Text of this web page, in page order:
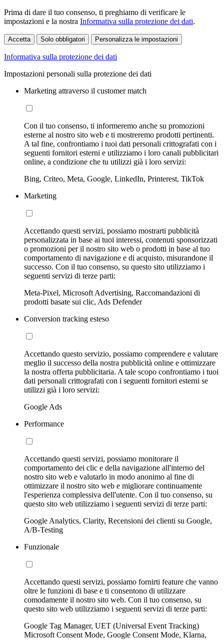
Prima di dare il tuo consenso, ti preghiamo di verificare le
impostazioni e la nostra Informativa sulla protezione dei dati.
Accetta Solo obbligatori Personalizza le impostazioni
Informativa sulla protezione dei dati
Impostazioni personali sulla protezione dei dati
Marketing attraverso il customer match
Con il tuo consenso, ti informeremo anche su promozioni
esterne al nostro sito web e ti mostreremo prodotti pertinenti.
A tal fine, confrontiamo i tuoi dati personali crittografati con i
seguenti fornitori esterni e utilizziamo i loro canali pubblicitari
online, a condizione che tu utilizzi già i loro servizi:
Bing, Criteo, Meta, Google, LinkedIn, Printerest, TikTok
Marketing
Accettando questi servizi, possiamo mostrarti pubblicità
personalizzata in base ai tuoi interessi, contenuti sponsorizzati
o promozioni per il nostro sito web o prodotti in base al tuo
comportamento di navigazione e di acquisto, misurandone il
successo. Con il tuo consenso, su questo sito utilizziamo i
seguenti servizi di terze parti:
Meta-Pixel, Microsoft Advertising, Raccomandazioni di
prodotti basate sui clic, Ads Defender
Conversion tracking esteso
Accettando questo servizio, possiamo comprendere e valutare
meglio il successo della nostra pubblicità online e ottimizzare
la nostra offerta pubblicitaria. A tale scopo confrontiamo i tuoi
dati personali crittografati con i seguenti fornitori esterni se
utilizzi già i loro servizi:
Google Ads
Performance
Accettando questi servizi, possiamo monitorare il
comportamento dei clic e della navigazione all'interno del
nostro sito web e valutarlo in modo anonimo al fine di
ottimizzare il nostro sito web e migliorare continuamente
l'esperienza complessiva dell'utente. Con il tuo consenso, su
questo sito web utilizziamo i seguenti servizi di terze parti:
Google Analytics, Clarity, Recensioni dei clienti su Google,
A/B-Testing
Funzionale
Accettando questi servizi, possiamo fornirti feature che vanno
oltre le funzioni di base e ti consentono di utilizzare
comodamente il nostro sito web. Con il tuo consenso, su
questo sito web utilizziamo i seguenti servizi di terze parti:
Google Tag Manager, UET (Universal Event Tracking)
Microsoft Consent Mode, Google Consent Mode, Klarna,